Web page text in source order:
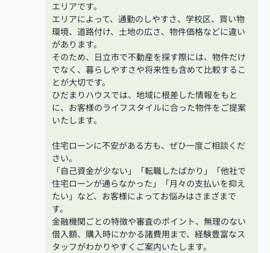
エリアです。
エリアによって、通勤のしやすさ、学校区、買い物
環境、道路付け、土地の広さ、物件価格などに違い
があります。
そのため、日立市で不動産を探す際には、物件だけ
でなく、暮らしやすさや将来性も含めて比較するこ
とが大切です。
ひだまりハウスでは、地域に根差した情報をもと
に、お客様のライフスタイルに合った物件をご提案
いたします。
住宅ローンに不安がある方も、ぜひ一度ご相談くだ
さい。
「自己資金が少ない」「転職したばかり」「他社で
住宅ローンが通らなかった」「月々の支払いを抑え
たい」など、お客様によってお悩みはさまざまで
す。
金融機関ごとの特徴や審査のポイント、無理のない
借入額、購入時にかかる諸費用まで、経験豊富なス
タッフがわかりやすくご案内いたします。